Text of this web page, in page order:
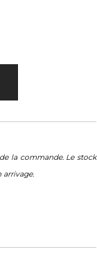
la commande. Le stock